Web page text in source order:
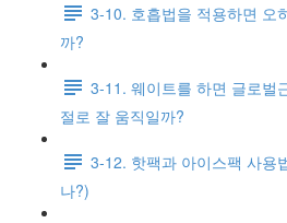
3-10. 호흡법을 적용하면 오
까?
3-11. 웨이트를 하면 글로벌
절로 잘 움직일까?
3-12. 핫팩과 아이스팩 사용
나?)